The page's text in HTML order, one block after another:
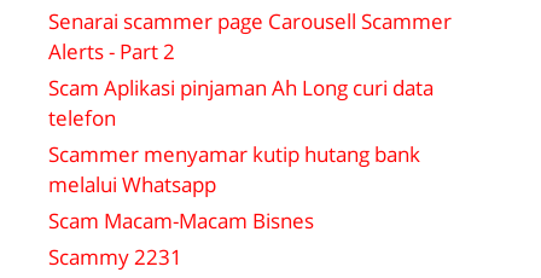
Senarai scammer page Carousell Scammer
Alerts - Part 2
Scam Aplikasi pinjaman Ah Long curi data
telefon
Scammer menyamar kutip hutang bank
melalui Whatsapp
Scam Macam-Macam Bisnes
Scammy 2231